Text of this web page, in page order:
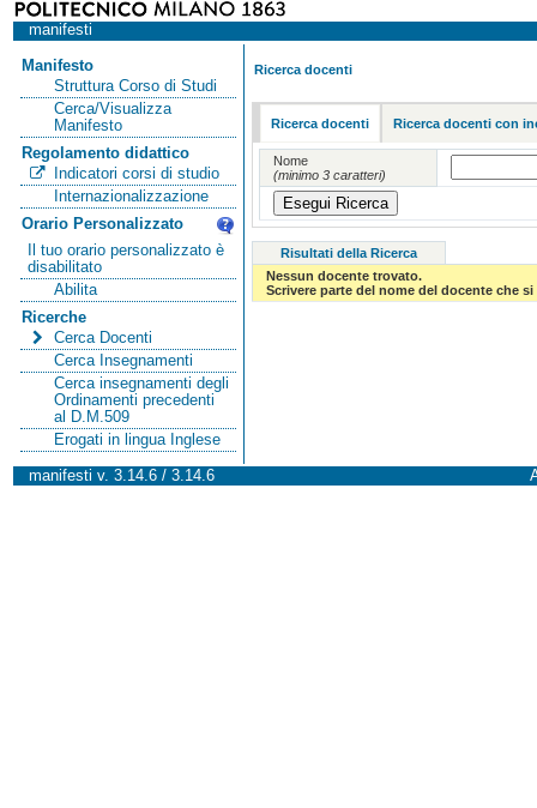
manifesti
Manifesto
Struttura Corso di Studi
Cerca/Visualizza
Manifesto
Regolamento didattico
Indicatori corsi di studio
Internazionalizzazione
Orario Personalizzato
Il tuo orario personalizzato è
disabilitato
Abilita
Ricerche
Cerca Docenti
Cerca Insegnamenti
Cerca insegnamenti degli
Ordinamenti precedenti
al D.M.509
Erogati in lingua Inglese
Ricerca docenti
Ricerca docenti Ricerca docenti con
Nome
(minimo 3 caratteri)
Risultati della Ricerca
Nessun docente trovato.
Scrivere parte del nome del docente che
manifesti v. 3.14.6 / 3.14.6